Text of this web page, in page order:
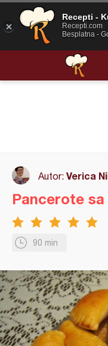
Autor: Verica
90 min
Pancerote sa
Recepti -
Recepti.com
Besplatna -